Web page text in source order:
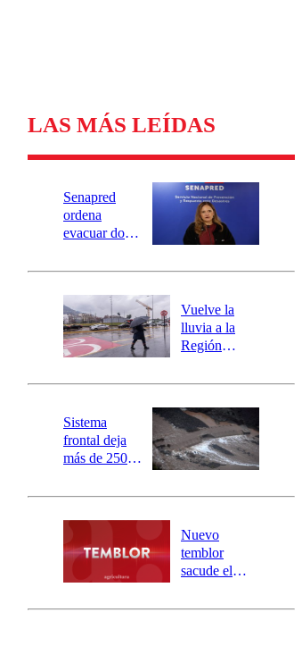
LAS MÁS LEÍDAS
Senapred
ordena
evacuar dos
Carahue por
río Damas:
activa
mensajería
SAE
Vuelve la
lluvia a la
Región
este es el
la DMC para
este viernes
Sistema
frontal deja
más de 250
y 317
aisladas entre
Valparaíso y
Los Ríos
Nuevo
temblor
sacude el
revisa la